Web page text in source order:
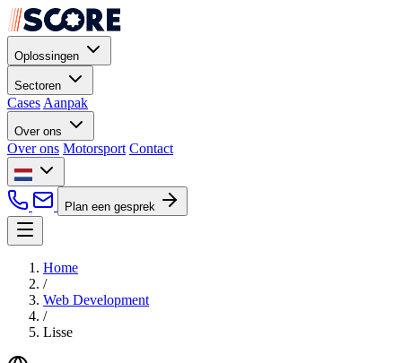
Oplossingen
Sectoren
Cases Aanpak
Over ons
Over ons Motorsport Contact
Plan een gesprek
Home
/
Web Development
/
Lisse